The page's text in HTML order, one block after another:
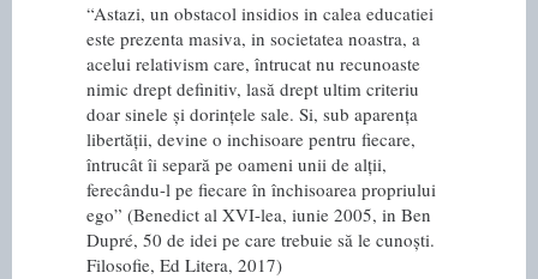
“Astazi, un obstacol insidios in calea educatiei
este prezenta masiva, in societatea noastra, a
acelui relativism care, întrucat nu recunoaste
nimic drept definitiv, lasă drept ultim criteriu
doar sinele și dorințele sale. Si, sub aparența
libertății, devine o inchisoare pentru fiecare,
întrucât îi separă pe oameni unii de alții,
ferecându-l pe fiecare în închisoarea propriului
ego” (Benedict al XVI-lea, iunie 2005, in Ben
Dupré, 50 de idei pe care trebuie să le cunoști.
Filosofie, Ed Litera, 2017)